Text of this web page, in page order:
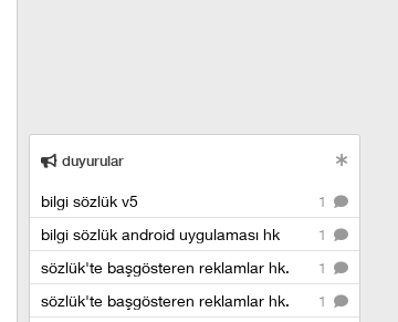
duyurular
1
bilgi sözlük v5
1
bilgi sözlük android uygulaması hk
1
sözlük'te başgösteren reklamlar hk.
1
sözlük'te başgösteren reklamlar hk.